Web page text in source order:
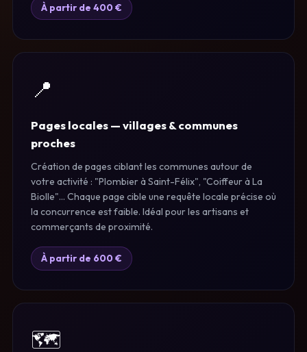
À partir de 400 €
📍
Pages locales — villages & communes
proches
Création de pages ciblant les communes autour de
votre activité : "Plombier à Saint-Félix", "Coiffeur à La
Biolle"… Chaque page cible une requête locale précise où
la concurrence est faible. Idéal pour les artisans et
commerçants de proximité.
À partir de 600 €
🗺️